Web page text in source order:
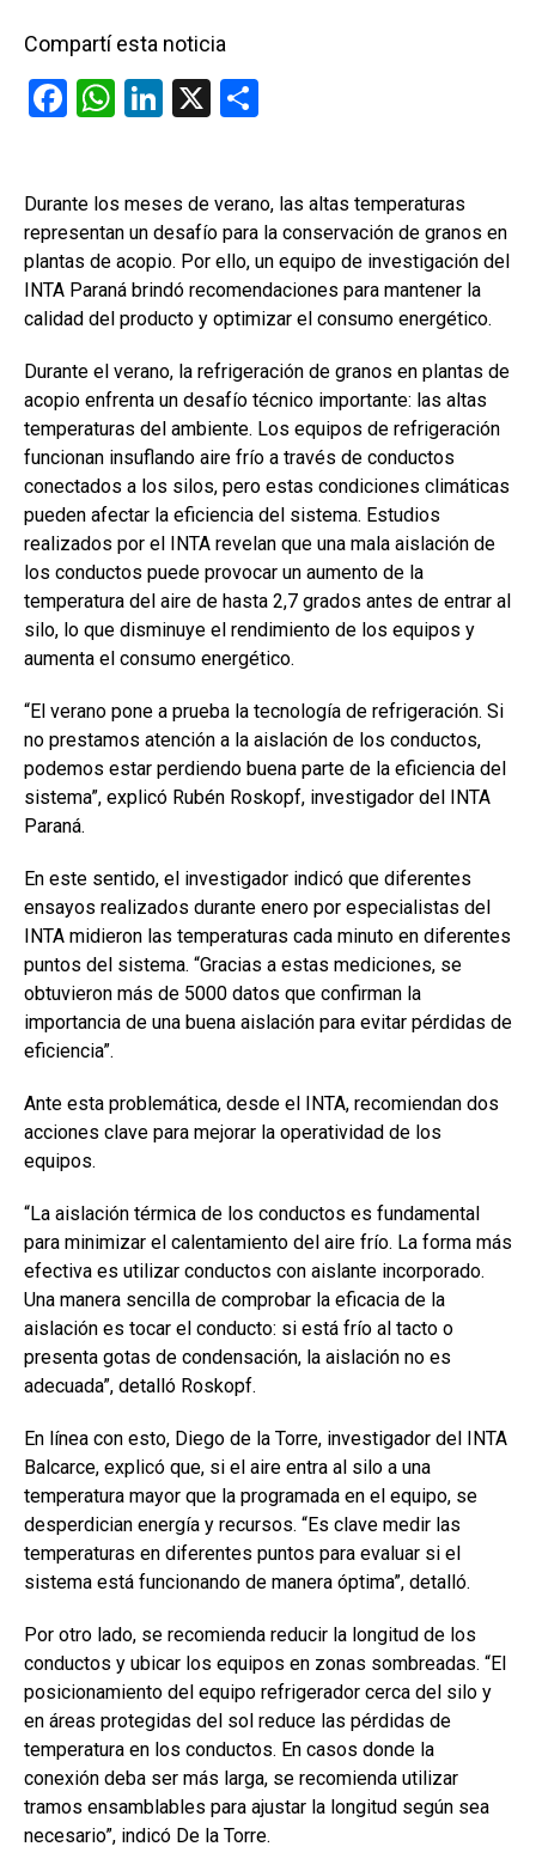
Compartí esta noticia
F
b
o
o
k
W
s
A
p
p
Li
dI
n
X
p
ar
tir
Durante los meses de verano, las altas temperaturas
representan un desafío para la conservación de granos en
plantas de acopio. Por ello, un equipo de investigación del
INTA Paraná brindó recomendaciones para mantener la
calidad del producto y optimizar el consumo energético.
Durante el verano, la refrigeración de granos en plantas de
acopio enfrenta un desafío técnico importante: las altas
temperaturas del ambiente. Los equipos de refrigeración
funcionan insuflando aire frío a través de conductos
conectados a los silos, pero estas condiciones climáticas
pueden afectar la eficiencia del sistema. Estudios
realizados por el INTA revelan que una mala aislación de
los conductos puede provocar un aumento de la
temperatura del aire de hasta 2,7 grados antes de entrar al
silo, lo que disminuye el rendimiento de los equipos y
aumenta el consumo energético.
“El verano pone a prueba la tecnología de refrigeración. Si
no prestamos atención a la aislación de los conductos,
podemos estar perdiendo buena parte de la eficiencia del
sistema”, explicó Rubén Roskopf, investigador del INTA
Paraná.
En este sentido, el investigador indicó que diferentes
ensayos realizados durante enero por especialistas del
INTA midieron las temperaturas cada minuto en diferentes
puntos del sistema. “Gracias a estas mediciones, se
obtuvieron más de 5000 datos que confirman la
importancia de una buena aislación para evitar pérdidas de
eficiencia”.
Ante esta problemática, desde el INTA, recomiendan dos
acciones clave para mejorar la operatividad de los
equipos.
“La aislación térmica de los conductos es fundamental
para minimizar el calentamiento del aire frío. La forma más
efectiva es utilizar conductos con aislante incorporado.
Una manera sencilla de comprobar la eficacia de la
aislación es tocar el conducto: si está frío al tacto o
presenta gotas de condensación, la aislación no es
adecuada”, detalló Roskopf.
En línea con esto, Diego de la Torre, investigador del INTA
Balcarce, explicó que, si el aire entra al silo a una
temperatura mayor que la programada en el equipo, se
desperdician energía y recursos. “Es clave medir las
temperaturas en diferentes puntos para evaluar si el
sistema está funcionando de manera óptima”, detalló.
Por otro lado, se recomienda reducir la longitud de los
conductos y ubicar los equipos en zonas sombreadas. “El
posicionamiento del equipo refrigerador cerca del silo y
en áreas protegidas del sol reduce las pérdidas de
temperatura en los conductos. En casos donde la
conexión deba ser más larga, se recomienda utilizar
tramos ensamblables para ajustar la longitud según sea
necesario”, indicó De la Torre.